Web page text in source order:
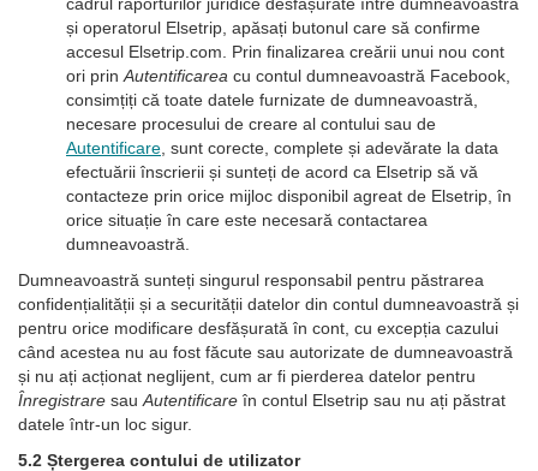
și operatorul Elsetrip, apăsați butonul care să confirme
accesul Elsetrip.com. Prin finalizarea creării unui nou cont
ori prin Autentificarea cu contul dumneavoastră Facebook,
consimțiți că toate datele furnizate de dumneavoastră,
necesare procesului de creare al contului sau de
Autentificare , sunt corecte, complete și adevărate la data
efectuării înscrierii și sunteți de acord ca Elsetrip să vă
contacteze prin orice mijloc disponibil agreat de Elsetrip, în
orice situație în care este necesară contactarea
dumneavoastră.
Dumneavoastră sunteți singurul responsabil pentru păstrarea
confidențialității și a securității datelor din contul dumneavoastră și
pentru orice modificare desfășurată în cont, cu excepția cazului
când acestea nu au fost făcute sau autorizate de dumneavoastră
și nu ați acționat neglijent, cum ar fi pierderea datelor pentru
Înregistrare sau Autentificare în contul Elsetrip sau nu ați păstrat
datele într-un loc sigur.
5.2 Ștergerea contului de utilizator